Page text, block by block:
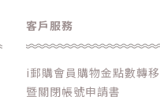
客戶服務
i郵購會員購物金點數轉移
暨關閉帳號申請書